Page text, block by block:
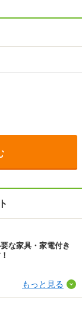
間取りや設備を
120％の場合
52250円、鍵交換
な家具・家電付き
もっと見る